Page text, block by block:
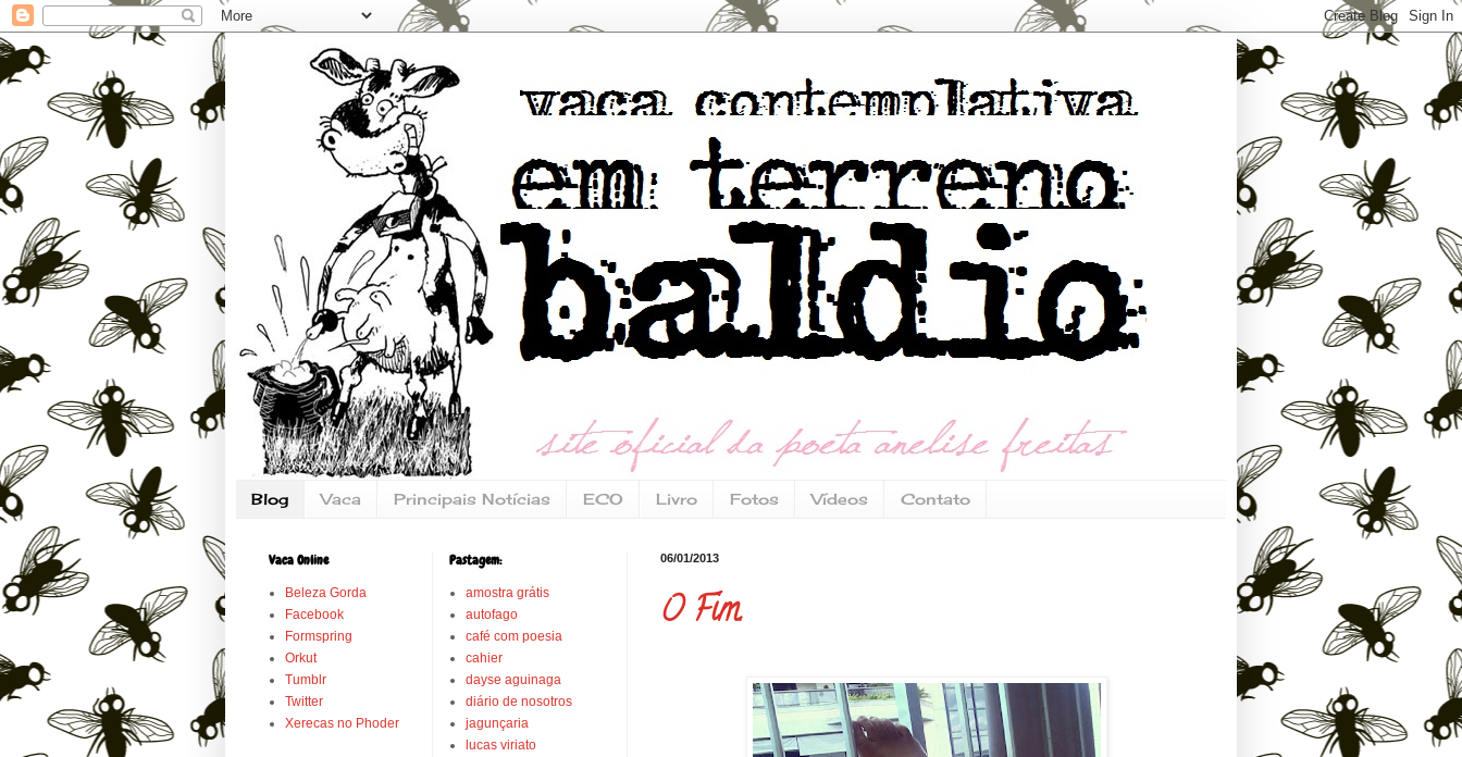
Blog Vaca Principais Notícias ECO Livro Fotos Vídeos Contato
06/01/2013
O Fim.
Vaca Online
Beleza Gorda
Facebook
Formspring
Orkut
Tumblr
Twitter
Xerecas no Phoder
Pastagem:
amostra grátis
autofago
café com poesia
cahier
dayse aguinaga
diário de nosotros
jagunçaria
lucas viriato